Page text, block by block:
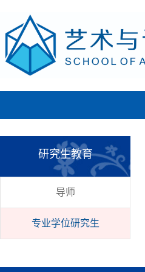
研究生教育
导师
专业学位研究生